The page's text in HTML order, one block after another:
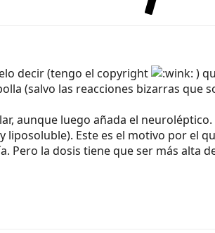
decir (tengo el copyright
)
(salvo las reacciones bizarras que
aunque luego añada el neuroléptico.
liposoluble). Este es el motivo por el
Pero la dosis tiene que ser más alta